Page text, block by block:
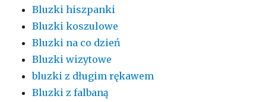
Bluzki hiszpanki
Bluzki koszulowe
Bluzki na co dzień
Bluzki wizytowe
bluzki z długim rękawem
Bluzki z falbaną